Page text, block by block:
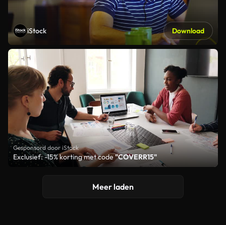
iStock Download
Gesponsord door iStock
Exclusief: -15% korting met code"COVERR15"
Meer laden